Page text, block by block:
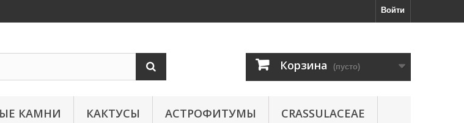
Войти
Корзина (пусто)
КАМНИ КАКТУСЫ АСТРОФИТУМЫ CRASSULACEAE